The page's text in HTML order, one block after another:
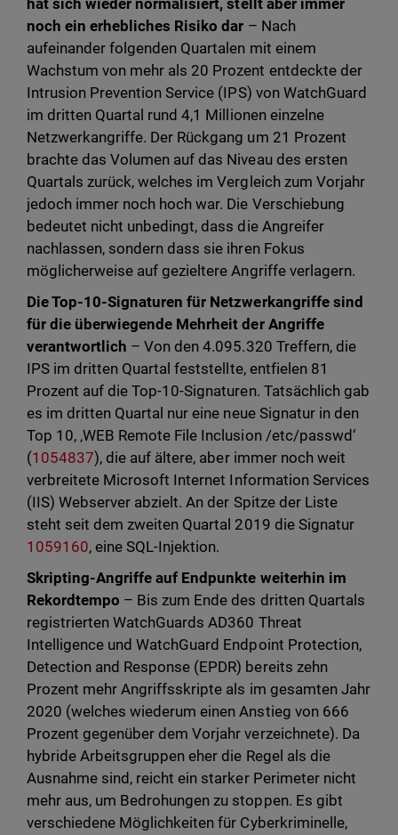
hat sich wieder normalisiert, stellt aber immer
noch ein erhebliches Risiko dar – Nach
aufeinander folgenden Quartalen mit einem
Wachstum von mehr als 20 Prozent entdeckte der
Intrusion Prevention Service (IPS) von WatchGuard
im dritten Quartal rund 4,1 Millionen einzelne
Netzwerkangriffe. Der Rückgang um 21 Prozent
brachte das Volumen auf das Niveau des ersten
Quartals zurück, welches im Vergleich zum Vorjahr
jedoch immer noch hoch war. Die Verschiebung
bedeutet nicht unbedingt, dass die Angreifer
nachlassen, sondern dass sie ihren Fokus
möglicherweise auf gezieltere Angriffe verlagern.
Die Top-10-Signaturen für Netzwerkangriffe sind
für die überwiegende Mehrheit der Angriffe
verantwortlich – Von den 4.095.320 Treffern, die
IPS im dritten Quartal feststellte, entfielen 81
Prozent auf die Top-10-Signaturen. Tatsächlich gab
es im dritten Quartal nur eine neue Signatur in den
Top 10, ‚WEB Remote File Inclusion /etc/passwd‘
(1054837), die auf ältere, aber immer noch weit
verbreitete Microsoft Internet Information Services
(IIS) Webserver abzielt. An der Spitze der Liste
steht seit dem zweiten Quartal 2019 die Signatur
1059160, eine SQL-Injektion.
Skripting-Angriffe auf Endpunkte weiterhin im
Rekordtempo – Bis zum Ende des dritten Quartals
registrierten WatchGuards AD360 Threat
Intelligence und WatchGuard Endpoint Protection,
Detection and Response (EPDR) bereits zehn
Prozent mehr Angriffsskripte als im gesamten Jahr
2020 (welches wiederum einen Anstieg von 666
Prozent gegenüber dem Vorjahr verzeichnete). Da
hybride Arbeitsgruppen eher die Regel als die
Ausnahme sind, reicht ein starker Perimeter nicht
mehr aus, um Bedrohungen zu stoppen. Es gibt
verschiedene Möglichkeiten für Cyberkriminelle,